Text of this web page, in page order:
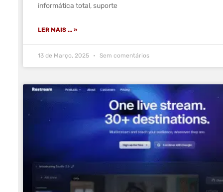
informática total, suporte
LER MAIS ... »
13 de Março, 2025 Sem comentários